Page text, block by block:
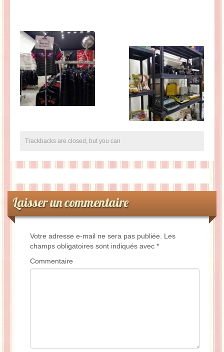
Trackbacks are closed, but you can
Laisser un commentaire
Votre adresse e-mail ne sera pas publiée.
Les
champs obligatoires sont indiqués avec *
Commentaire